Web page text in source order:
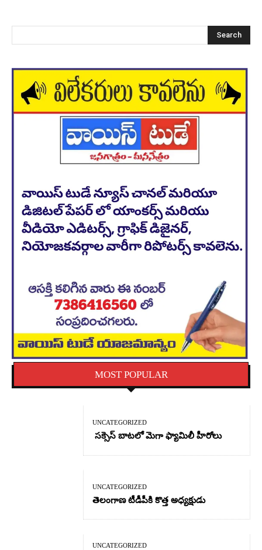
Search
MOST POPULAR
UNCATEGORIZED
సక్సెస్ బాటలో మెగా ఫ్యామిలీ హీరోలు
UNCATEGORIZED
తెలంగాణ టీడీపీకి కొత్త అధ్యక్షుడు
UNCATEGORIZED